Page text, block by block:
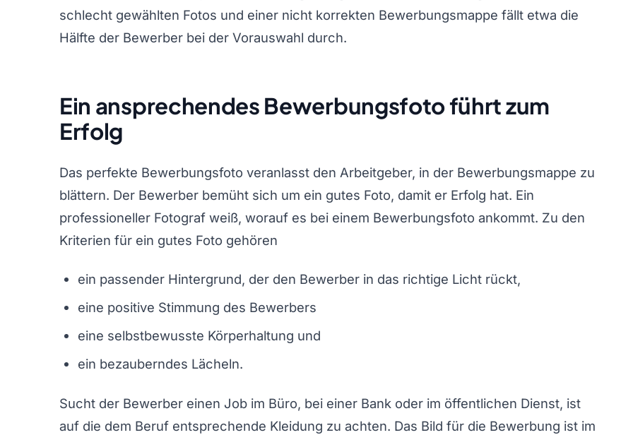
schlecht gewählten Fotos und einer nicht korrekten Bewerbungsmappe fällt etwa die
Hälfte der Bewerber bei der Vorauswahl durch.
Ein ansprechendes Bewerbungsfoto führt zum
Erfolg
Das perfekte Bewerbungsfoto veranlasst den Arbeitgeber, in der Bewerbungsmappe zu
blättern. Der Bewerber bemüht sich um ein gutes Foto, damit er Erfolg hat. Ein
professioneller Fotograf weiß, worauf es bei einem Bewerbungsfoto ankommt. Zu den
Kriterien für ein gutes Foto gehören
ein passender Hintergrund, der den Bewerber in das richtige Licht rückt,
eine positive Stimmung des Bewerbers
eine selbstbewusste Körperhaltung und
ein bezauberndes Lächeln.
Sucht der Bewerber einen Job im Büro, bei einer Bank oder im öffentlichen Dienst, ist
auf die dem Beruf entsprechende Kleidung zu achten. Das Bild für die Bewerbung ist im